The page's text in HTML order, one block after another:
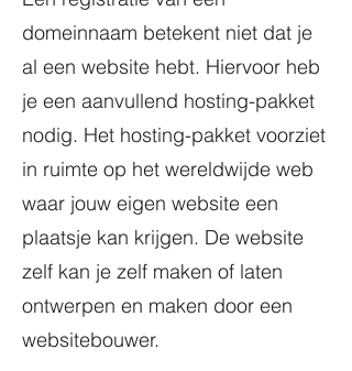
domeinnaam betekent niet dat je
al een website hebt. Hiervoor heb
je een aanvullend hosting-pakket
nodig. Het hosting-pakket voorziet
in ruimte op het wereldwijde web
waar jouw eigen website een
plaatsje kan krijgen. De website
zelf kan je zelf maken of laten
ontwerpen en maken door een
websitebouwer.